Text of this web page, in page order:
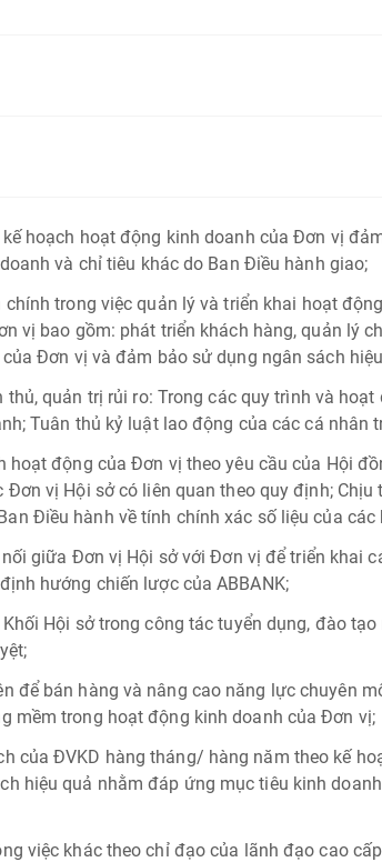
hoạch hoạt động kinh doanh của Đơn vị
và chỉ tiêu khác do Ban Điều hành giao;
chính trong việc quản lý và triển khai hoạt
vị bao gồm: phát triển khách hàng, quản lý
Đơn vị và đảm bảo sử dụng ngân sách
thủ, quản trị rủi ro: Trong các quy trình và hoạt
Tuân thủ kỷ luật lao động của các cá nhân
hoạt động của Đơn vị theo yêu cầu của Hội
Đơn vị Hội sở có liên quan theo quy định; Chịu
Điều hành về tính chính xác số liệu của các
giữa Đơn vị Hội sở với Đơn vị để triển khai
hướng chiến lược của ABBANK;
Hội sở trong công tác tuyển dụng, đào
để bán hàng và nâng cao năng lực chuyên
mềm trong hoạt động kinh doanh của Đơn vị;
của ĐVKD hàng tháng/ hàng năm theo kế
hiệu quả nhằm đáp ứng mục tiêu kinh
việc khác theo chỉ đạo của lãnh đạo cao